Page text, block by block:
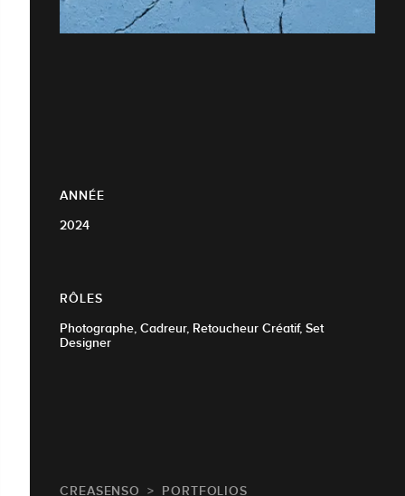
ANNÉE
2024
RÔLES
Photographe, Cadreur, Retoucheur Créatif, Set
Designer
CREASENSO PORTFOLIOS